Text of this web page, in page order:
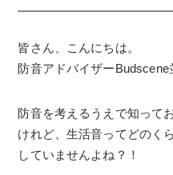
皆さん、こんにちは。
防音アドバイザーBudscene
防音を考えるうえで知って
けれど、生活音ってどのく
していませんよね？！